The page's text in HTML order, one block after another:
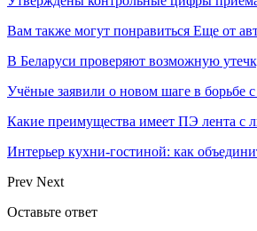
Вам также могут понравиться Еще от
В Беларуси проверяют возможную
Учёные заявили о новом шаге в борьбе
Какие преимущества имеет ПЭ лента с
Интерьер кухни-гостиной: как
Prev Next
Оставьте ответ